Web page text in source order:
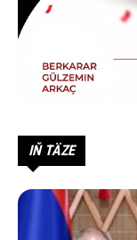
IŇ TÄZE